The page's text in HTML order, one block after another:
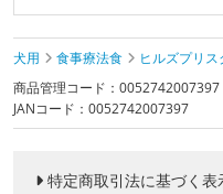
犬用 食事療法食 ヒルズプリ
商品管理コード：0052742007397
JANコード：0052742007397
特定商取引法に基づく表